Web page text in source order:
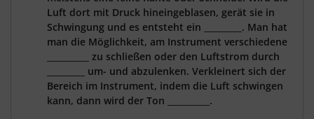
Luft dort mit Druck hineingeblasen, gerät sie in
Schwingung und es entsteht ein _________. Man hat
man die Möglichkeit, am Instrument verschiedene
__________ zu schließen oder den Luftstrom durch
_________ um- und abzulenken. Verkleinert sich der
Bereich im Instrument, indem die Luft schwingen
kann, dann wird der Ton __________.